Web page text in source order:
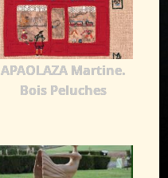
APAOLAZA Martine.
Bois Peluches